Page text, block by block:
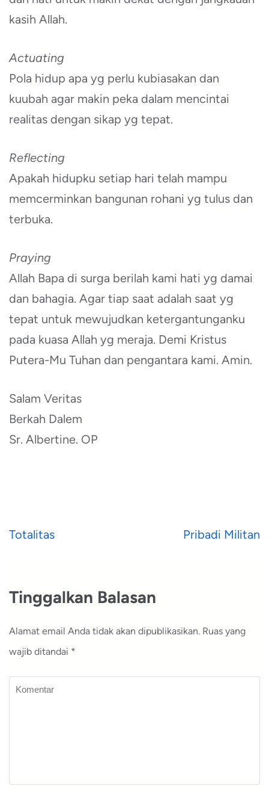
kasih Allah.
Actuating
Pola hidup apa yg perlu kubiasakan dan
kuubah agar makin peka dalam mencintai
realitas dengan sikap yg tepat.
Reflecting
Apakah hidupku setiap hari telah mampu
memcerminkan bangunan rohani yg tulus dan
terbuka.
Praying
Allah Bapa di surga berilah kami hati yg damai
dan bahagia. Agar tiap saat adalah saat yg
tepat untuk mewujudkan ketergantunganku
pada kuasa Allah yg meraja. Demi Kristus
Putera-Mu Tuhan dan pengantara kami. Amin.
Salam Veritas
Berkah Dalem
Sr. Albertine. OP
Navigasi
Totalitas Pribadi Militan
Tinggalkan Balasan
Alamat email Anda tidak akan dipublikasikan. Ruas yang
wajib ditandai *
Komentar